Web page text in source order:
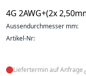
4G 2AWG+(2x
Aussendurchmesser mm:
Artikel-Nr:
Liefertermin auf Anfrage